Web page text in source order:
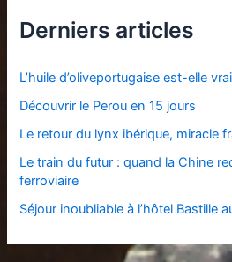
Derniers articles
L’huile d’oliveportugaise est-elle
Découvrir le Perou en 15 jours
Le retour du lynx ibérique, miracle
Le train du futur : quand la Chine
ferroviaire
Séjour inoubliable à l’hôtel Bastille